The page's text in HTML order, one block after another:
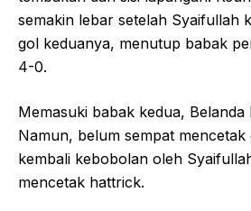
semakin lebar setelah Syaifullah
gol keduanya, menutup babak
4-0.
Memasuki babak kedua,
Namun, belum sempat
kembali kebobolan oleh
mencetak hattrick.